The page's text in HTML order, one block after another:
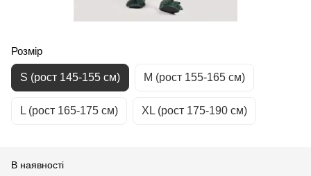
Розмір
S (рост 145-155 см) М (рост 155-165 см)
L (рост 165-175 см) XL (рост 175-190 см)
В наявності